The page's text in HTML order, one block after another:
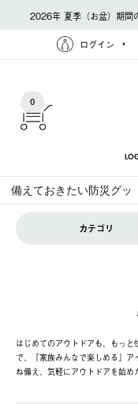
2026年 夏季（お盆）期間
ログイン
0
カテゴリ
はじめてのアウトドアも、もっ
で、「家族みんなで楽しめる」
ね備え、気軽にアウトドアを始め